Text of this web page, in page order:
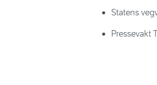
Statens
Pressevakt